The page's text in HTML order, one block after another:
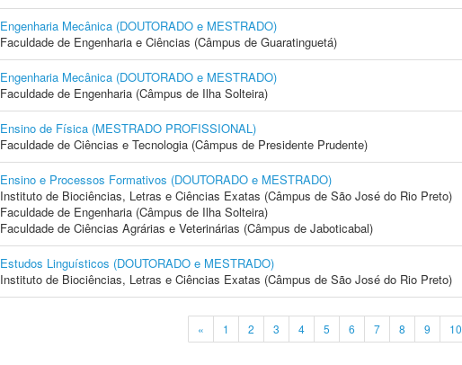
Engenharia Mecânica (DOUTORADO e MESTRADO)
Faculdade de Engenharia e Ciências (Câmpus de Guaratinguetá)
Engenharia Mecânica (DOUTORADO e MESTRADO)
Faculdade de Engenharia (Câmpus de Ilha Solteira)
Ensino de Física (MESTRADO PROFISSIONAL)
Faculdade de Ciências e Tecnologia (Câmpus de Presidente Prudente)
Ensino e Processos Formativos (DOUTORADO e MESTRADO)
Instituto de Biociências, Letras e Ciências Exatas (Câmpus de São José do Rio Preto)
Faculdade de Engenharia (Câmpus de Ilha Solteira)
Faculdade de Ciências Agrárias e Veterinárias (Câmpus de Jaboticabal)
Estudos Linguísticos (DOUTORADO e MESTRADO)
Instituto de Biociências, Letras e Ciências Exatas (Câmpus de São José do Rio Preto)
« 1 2 3 4 5 6 7 8 9 10